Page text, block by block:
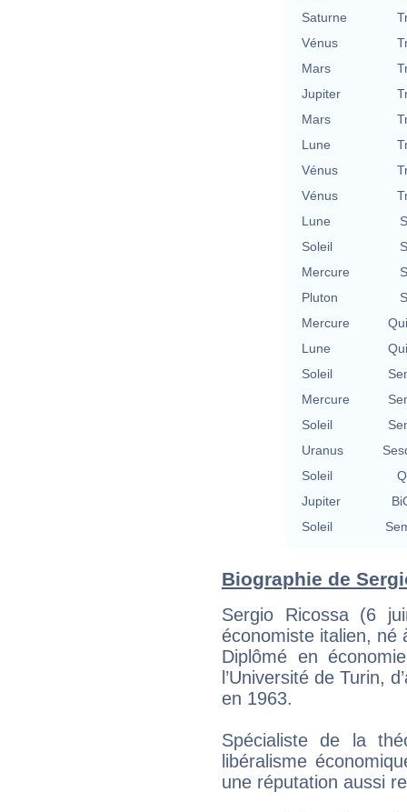
Saturne
Vénus
Mars
Jupiter
Mars
Lune
Vénus
Vénus
Lune
Soleil
Mercure
Pluton
Mercure
Lune
Soleil
Mercure
Soleil
Uranus
Soleil
Jupiter
Soleil
Biographie de
Sergio Ricossa (6
économiste italien, né
Diplômé en
l’Université de Turin,
en 1963.
Spécialiste de la
libéralisme
une réputation aussi